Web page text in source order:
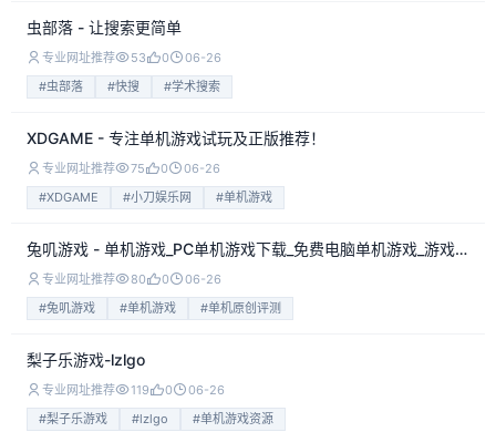
虫部落 - 让搜索更简单
专业网址推荐 53 0
06-26
#虫部落
#快搜 #学术搜索
XDGAME - 专注单机游戏试玩及正版推荐！
专业网址推荐 75 0
06-26
#XDGAME
#小刀娱乐网 #单机游戏
兔叽游戏 - 单机游戏_PC单机游戏下载_免费电脑单机游戏_游戏下载网站
专业网址推荐 80 0
06-26
#兔叽游戏
#单机游戏 #单机原创评测
梨子乐游戏-lzlgo
专业网址推荐 119 0
06-26
#梨子乐游戏
#lzlgo #单机游戏资源